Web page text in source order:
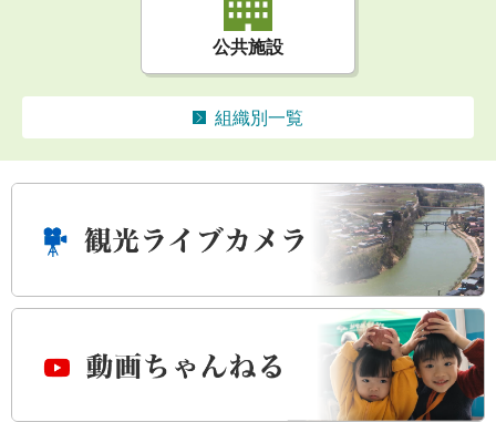
公共施設
組織別一覧